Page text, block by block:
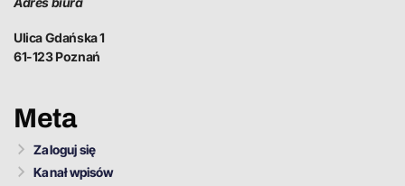
Ulica Gdańska 1
61-123 Poznań
Meta
Zaloguj się
Kanał wpisów